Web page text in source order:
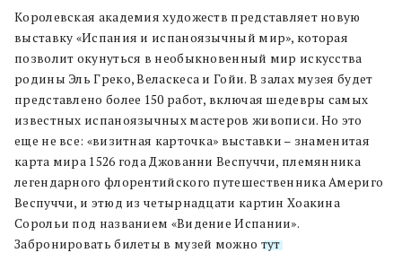
Королевская академия художеств представляет новую
выставку «Испания и испаноязычный мир», которая
позволит окунуться в необыкновенный мир искусства
родины Эль Греко, Веласкеса и Гойи. В залах музея будет
представлено более 150 работ, включая шедевры самых
известных испаноязычных мастеров живописи. Но это
еще не все: «визитная карточка» выставки – знаменитая
карта мира 1526 года Джованни Веспуччи, племянника
легендарного флорентийского путешественника Америго
Веспуччи, и этюд из четырнадцати картин Хоакина
Сорольи под названием «Видение Испании».
Забронировать билеты в музей можно тут.